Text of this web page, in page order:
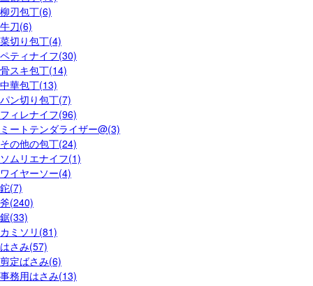
柳刃包丁(6)
牛刀(6)
菜切り包丁(4)
ペティナイフ(30)
骨スキ包丁(14)
中華包丁(13)
パン切り包丁(7)
フィレナイフ(96)
ミートテンダライザー@(3)
その他の包丁(24)
ソムリエナイフ(1)
ワイヤーソー(4)
鉈(7)
斧(240)
鋸(33)
カミソリ(81)
はさみ(57)
剪定ばさみ(6)
事務用はさみ(13)